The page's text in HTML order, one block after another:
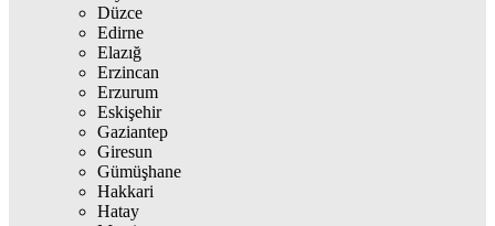
Düzce
Edirne
Elazığ
Erzincan
Erzurum
Eskişehir
Gaziantep
Giresun
Gümüşhane
Hakkari
Hatay